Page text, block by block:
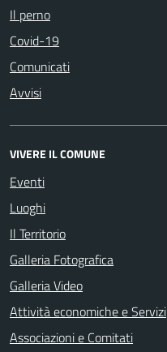
Il perno
Covid-19
Comunicati
Avvisi
VIVERE IL COMUNE
Eventi
Luoghi
Il Territorio
Galleria Fotografica
Galleria Video
Attività economiche e Servizi
Associazioni e Comitati